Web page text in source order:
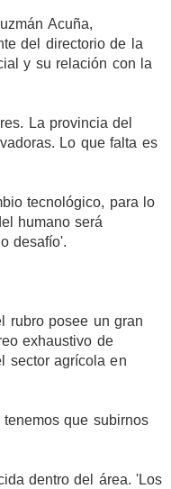
Acuña,
del directorio de la
y su relación con la
La provincia del
Lo que falta es
tecnológico, para lo
humano será
desafío'.
rubro posee un gran
exhaustivo de
sector agrícola en
que subirnos
dentro del área. 'Los